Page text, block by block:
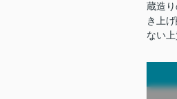
蔵造
き上
ない